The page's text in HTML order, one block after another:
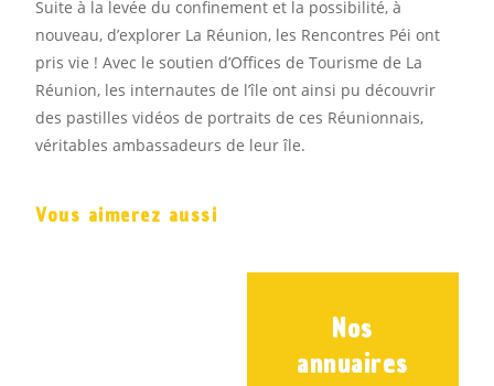
Suite à la levée du confinement et la possibilité, à
nouveau, d’explorer La Réunion, les Rencontres Péi ont
pris vie ! Avec le soutien d’Offices de Tourisme de La
Réunion, les internautes de l’île ont ainsi pu découvrir
des pastilles vidéos de portraits de ces Réunionnais,
véritables ambassadeurs de leur île.
Vous aimerez aussi
Nos
annuaires